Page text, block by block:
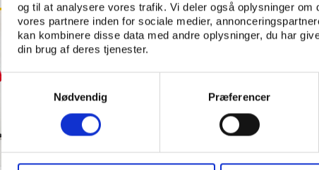
og til at analysere vores trafik. Vi deler også oplysninger om
vores partnere inden for sociale medier,
kan kombinere disse data med andre oplysninger, du har
din brug af deres tjenester.
Samtykkevalg
Nødvendig
Præferencer